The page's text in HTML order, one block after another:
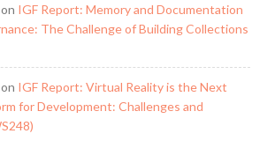
on IGF Report: Memory and Documentation
The Challenge of Building Collections
on IGF Report: Virtual Reality is the Next
for Development: Challenges and